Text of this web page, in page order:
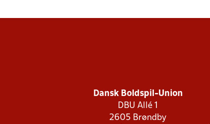
Dansk Boldspil-Union
DBU Allé 1
2605 Brøndby